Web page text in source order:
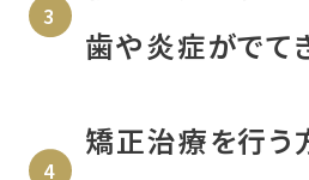
⻭や炎症がでて
矯正治療を行う